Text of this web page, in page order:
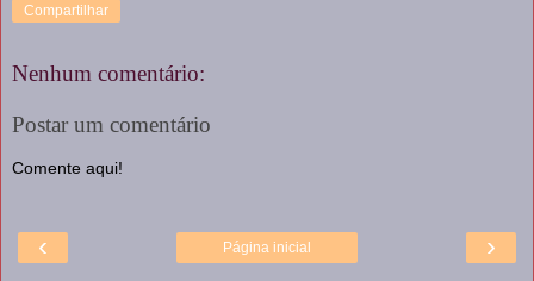
Compartilhar
Nenhum comentário:
Postar um comentário
Comente aqui!
‹ ›
Página inicial